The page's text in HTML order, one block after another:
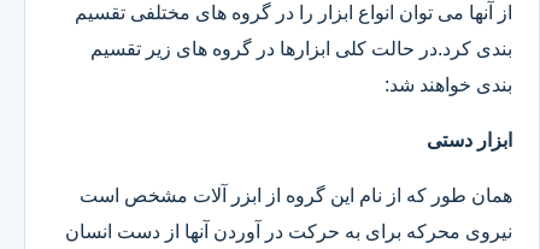
از آنها می توان انواع ابزار را در گروه های مختلفی تقسیم
بندی کرد.در حالت کلی ابزارها در گروه های زیر تقسیم
بندی خواهند شد:
ابزار دستی
همان طور که از نام این گروه از ابزر آلات مشخص است
نیروی محرکه برای به حرکت در آوردن آنها از دست انسان